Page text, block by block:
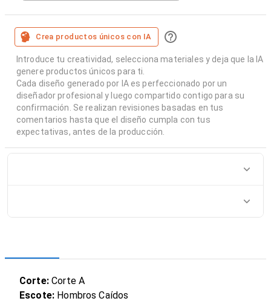
Crea productos únicos con IA
Introduce tu creatividad, selecciona materiales y deja que la IA
genere productos únicos para ti.
Cada diseño generado por IA es perfeccionado por un
diseñador profesional y luego compartido contigo para su
confirmación. Se realizan revisiones basadas en tus
comentarios hasta que el diseño cumpla con tus
expectativas, antes de la producción.
Corte:Corte A
Escote: Hombros Caídos